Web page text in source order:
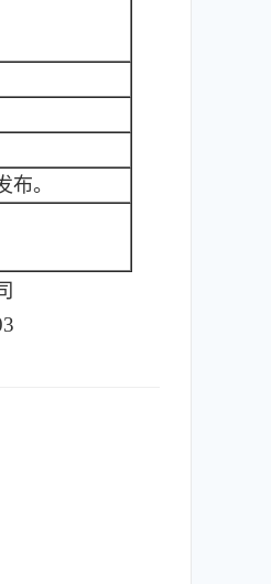
。